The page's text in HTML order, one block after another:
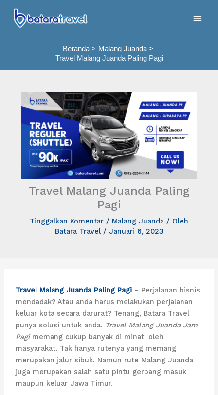
konten
Beranda
Malang Juanda
Travel Malang Juanda Paling Pagi
Travel Malang Juanda Paling
Pagi
Tinggalkan Komentar / Malang Juanda / Oleh
Batara Travel / Januari 6, 2023
Travel Malang Juanda Paling Pagi – Perjalanan bisnis
mendadak? Atau anda harus melakukan perjalanan
keluar kota secara darurat? Tenang, Batara Travel
punya solusi untuk anda. Travel Malang Juanda Jam
Pagimemang cukup banyak di minati oleh
masyarakat. Tak hanya rutenya yang memang
merupakan jalur sibuk. Namun rute Malang Juanda
juga merupakan salah satu pintu gerbang masuk
maupun keluar Jawa Timur.